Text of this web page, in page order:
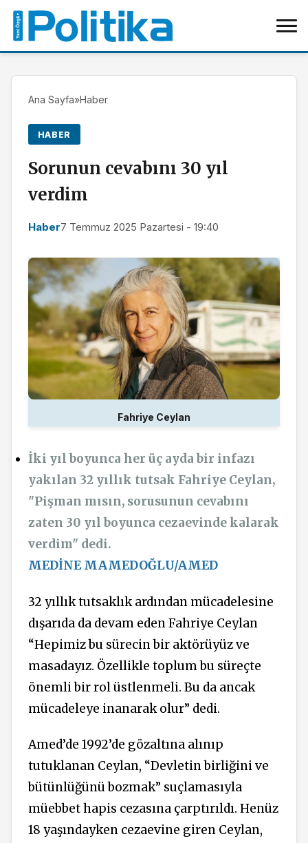
Ana Sayfa»Haber
HABER
Sorunun cevabını 30 yıl
verdim
Haber7 Temmuz 2025 Pazartesi - 19:40
Fahriye Ceylan
İki yıl boyunca her üç ayda bir infazı
yakılan 32 yıllık tutsak Fahriye Ceylan,
"Pişman mısın, sorusunun cevabını
zaten 30 yıl boyunca cezaevinde kalarak
verdim" dedi.
MEDİNE MAMEDOĞLU/AMED
32 yıllık tutsaklık ardından mücadelesine
dışarıda da devam eden Fahriye Ceylan
“Hepimiz bu sürecin bir aktörüyüz ve
masadayız. Özellikle toplum bu süreçte
önemli bir rol üstlenmeli. Bu da ancak
mücadeleye inanarak olur” dedi.
Amed’de 1992’de gözaltına alınıp
tutuklanan Ceylan, “Devletin birliğini ve
bütünlüğünü bozmak” suçlamasıyla
müebbet hapis cezasına çarptırıldı. Henüz
18 yaşındayken cezaevine giren Ceylan,